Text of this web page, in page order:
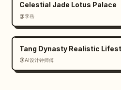
Celestial Jade Lotus Palace
@李岳
Tang Dynasty Realistic
@AI设计钟师傅